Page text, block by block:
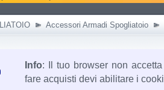
Accessori Armadi Spogliatoio
Info: Il tuo browser non
fare acquisti devi abilitare i